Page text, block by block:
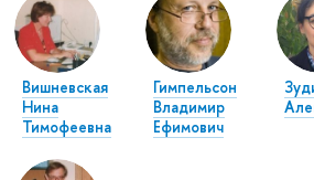
Вишневская
Нина
Тимофеевна
Гимпельсон
Владимир
Ефимович